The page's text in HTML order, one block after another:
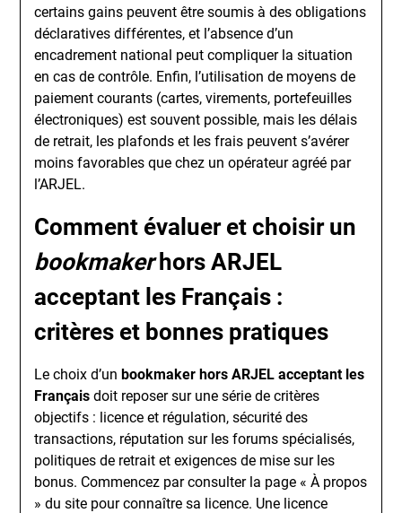
certains gains peuvent être soumis à des obligations
déclaratives différentes, et l’absence d’un
encadrement national peut compliquer la situation
en cas de contrôle. Enfin, l’utilisation de moyens de
paiement courants (cartes, virements, portefeuilles
électroniques) est souvent possible, mais les délais
de retrait, les plafonds et les frais peuvent s’avérer
moins favorables que chez un opérateur agréé par
l’ARJEL.
Comment évaluer et choisir un
bookmakerhors ARJEL
acceptant les Français :
critères et bonnes pratiques
Le choix d’unbookmaker hors ARJEL acceptant les
Français doit reposer sur une série de critères
objectifs : licence et régulation, sécurité des
transactions, réputation sur les forums spécialisés,
politiques de retrait et exigences de mise sur les
bonus. Commencez par consulter la page « À propos
» du site pour connaître sa licence. Une licence